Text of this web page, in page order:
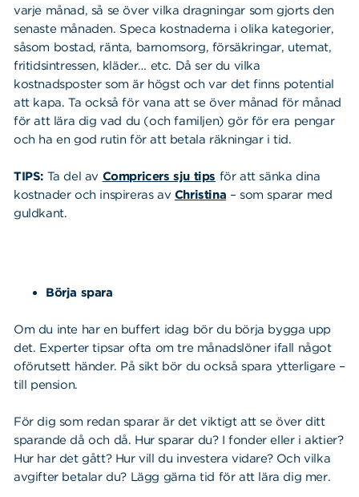
varje månad, så se över vilka dragningar som gjorts den
senaste månaden. Speca kostnaderna i olika kategorier,
såsom bostad, ränta, barnomsorg, försäkringar, utemat,
fritidsintressen, kläder… etc. Då ser du vilka
kostnadsposter som är högst och var det finns potential
att kapa. Ta också för vana att se över månad för månad
för att lära dig vad du (och familjen) gör för era pengar
och ha en god rutin för att betala räkningar i tid.
TIPS: Ta del av Compricers sju tips för att sänka dina
kostnader och inspireras av Christina – som sparar med
guldkant.
Börja spara
Om du inte har en buffert idag bör du börja bygga upp
det. Experter tipsar ofta om tre månadslöner ifall något
oförutsett händer. På sikt bör du också spara ytterligare –
till pension.
För dig som redan sparar är det viktigt att se över ditt
sparande då och då. Hur sparar du? I fonder eller i aktier?
Hur har det gått? Hur vill du investera vidare? Och vilka
avgifter betalar du? Lägg gärna tid för att lära dig mer.